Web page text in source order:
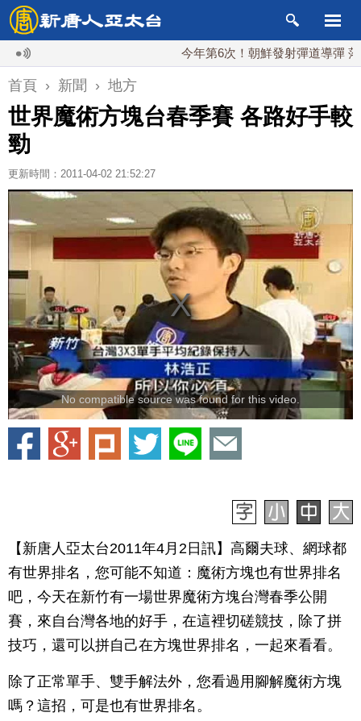
今年第6次！朝鮮發射彈道導彈 落日本
首頁 › 新聞 › 地方
世界魔術方塊台春季賽 各路好手較
勁
更新時間：2011-04-02 21:52:27
No compatible source was found for this video.
【新唐人亞太台2011年4月2日訊】高爾夫球、網球都
有世界排名，您可能不知道：魔術方塊也有世界排名
吧，今天在新竹有一場世界魔術方塊台灣春季公開
賽，來自台灣各地的好手，在這裡切磋競技，除了拼
技巧，還可以拼自己在方塊世界排名，一起來看看。
除了正常單手、雙手解法外，您看過用腳解魔術方塊
嗎？這招，可是也有世界排名。